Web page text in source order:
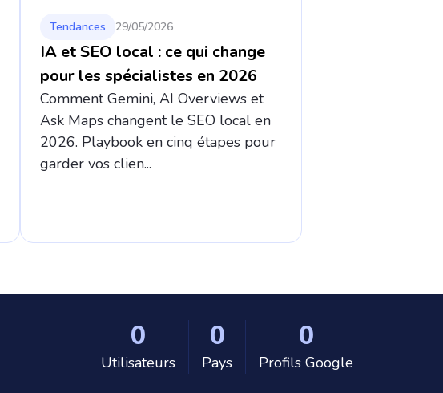
Tendances 29/05/2026
IA et SEO local : ce qui change
pour les spécialistes en 2026
Comment Gemini, AI Overviews et
Ask Maps changent le SEO local en
2026. Playbook en cinq étapes pour
garder vos clien...
0
Utilisateurs
0
Pays
0
Profils Google